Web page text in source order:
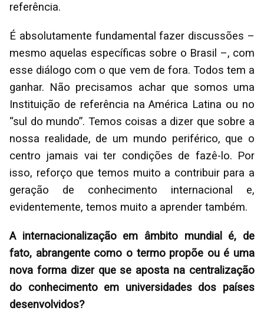
referência.
É absolutamente fundamental fazer discussões –
mesmo aquelas específicas sobre o Brasil –, com
esse diálogo com o que vem de fora. Todos tem a
ganhar. Não precisamos achar que somos uma
Instituição de referência na América Latina ou no
“sul do mundo”. Temos coisas a dizer que sobre a
nossa realidade, de um mundo periférico, que o
centro jamais vai ter condições de fazê-lo. Por
isso, reforço que temos muito a contribuir para a
geração de conhecimento internacional e,
evidentemente, temos muito a aprender também.
A internacionalização em âmbito mundial é, de
fato, abrangente como o termo propõe ou é uma
nova forma dizer que se aposta na centralização
do conhecimento em universidades dos países
desenvolvidos?